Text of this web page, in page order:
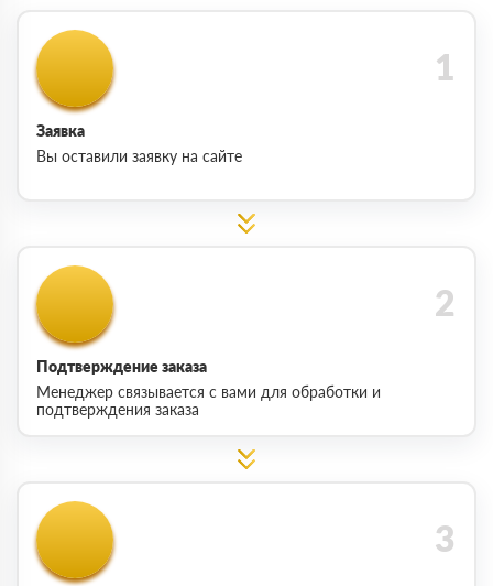
Заявка
Вы оставили заявку на сайте
Подтверждение заказа
Менеджер связывается с вами для обработки и
подтверждения заказа